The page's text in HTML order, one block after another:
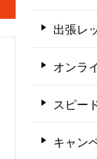
出張レ
オンラ
スピー
キャン